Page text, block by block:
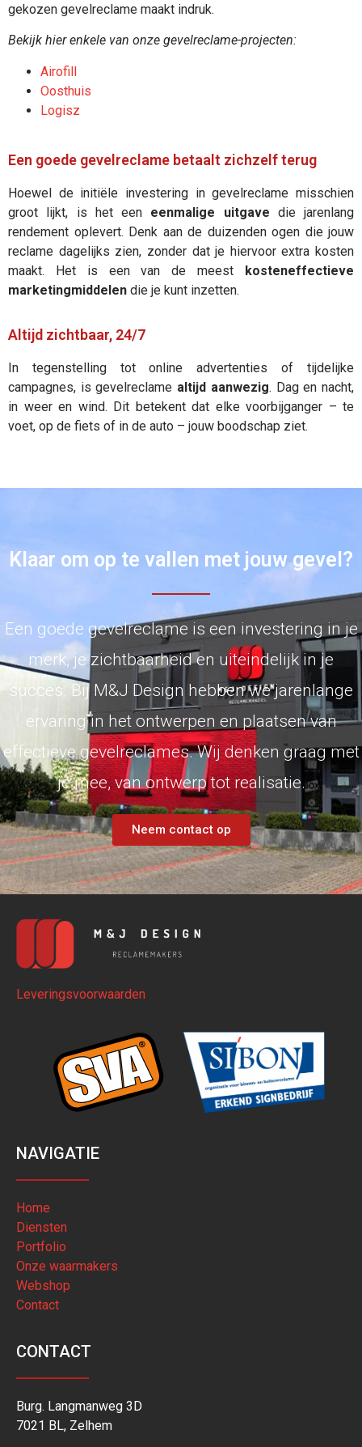
gekozen gevelreclame maakt indruk.
Bekijk hier enkele van onze gevelreclame-projecten:
Airofill
Oosthuis
Logisz
Een goede gevelreclame betaalt zichzelf terug
Hoewel de initiële investering in gevelreclame misschien
groot lijkt, is het een eenmalige uitgave die jarenlang
rendement oplevert. Denk aan de duizenden ogen die jouw
reclame dagelijks zien, zonder dat je hiervoor extra kosten
maakt. Het is een van de meest kosteneffectieve
marketingmiddelen die je kunt inzetten.
Altijd zichtbaar, 24/7
In tegenstelling tot online advertenties of tijdelijke
campagnes, is gevelreclame altijd aanwezig. Dag en nacht,
in weer en wind. Dit betekent dat elke voorbijganger – te
voet, op de fiets of in de auto – jouw boodschap ziet.
Klaar om op te vallen met jouw gevel?
Een goede gevelreclame is een investering in je
merk, je zichtbaarheid en uiteindelijk in je
succes. Bij M&J Design hebben we jarenlange
ervaring in het ontwerpen en plaatsen van
effectieve gevelreclames. Wij denken graag met
je mee, van ontwerp tot realisatie.
Neem contact op
Leveringsvoorwaarden
NAVIGATIE
Home
Diensten
Portfolio
Onze waarmakers
Webshop
Contact
CONTACT
Burg. Langmanweg 3D
7021 BL, Zelhem